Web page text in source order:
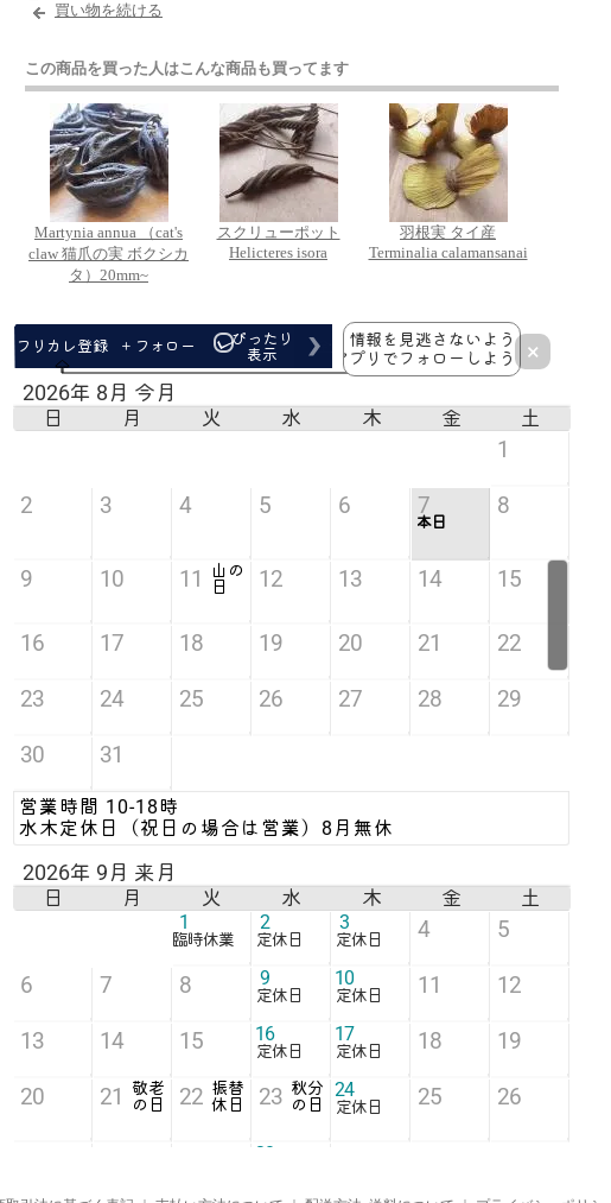
買い物を続ける
この商品を買った人はこんな商品も買ってます
Martynia annua （cat's
claw 猫爪の実 ボクシカ
タ）20mm~
スクリューポット
Helicteres isora
羽根実 タイ産
Terminalia calamansanai